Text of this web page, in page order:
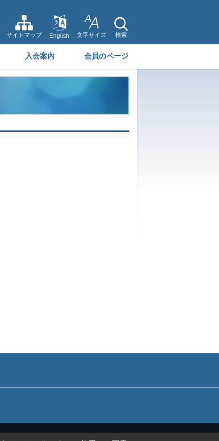
サイトマップ English 文字サイズ 検索
入会案内 会員のページ